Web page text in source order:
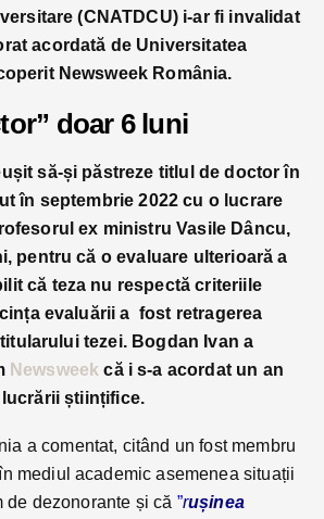
(CNATDCU) i-ar fi invalidat
acordată de Universitatea
Newsweek România.
doar 6 luni
să-și păstreze titlul de doctor în
în septembrie 2022 cu o lucrare
ex ministru Vasile Dâncu,
pentru că o evaluare ulterioară a
că teza nu respectă criteriile
evaluării a fost retragerea
tezei. Bogdan Ivan a
Newsweek că i s-a acordat un an
științifice.
a comentat, citând un fost membru
mediul academic asemenea situații
de dezonorante și că ”rușinea